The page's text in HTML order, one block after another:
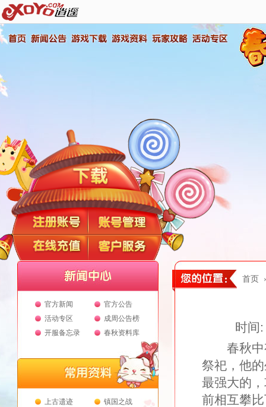
官方新闻
官方公告
活动专区
成周公告榜
开服备忘录
春秋资料库
上古遗迹
镇国之战
首页
时间
春秋中有
祭祀，他
最强大的
前相互攀